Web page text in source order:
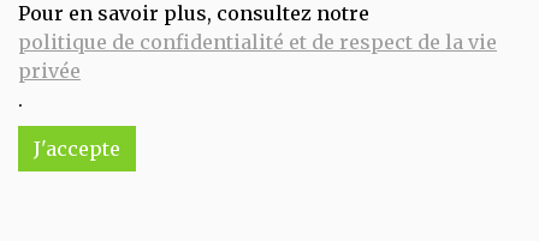
Pour en savoir plus, consultez notre
politique de confidentialité et de respect de la vie
privée
.
J'accepte